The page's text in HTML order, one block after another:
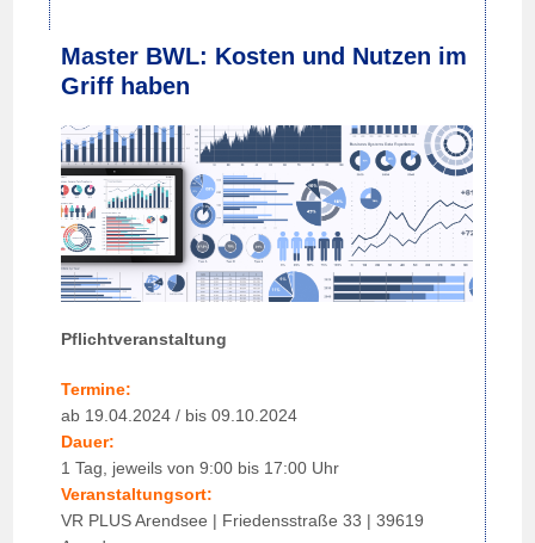
Master BWL: Kosten und Nutzen im
Griff haben
Pflichtveranstaltung
Termine:
ab 19.04.2024 / bis 09.10.2024
Dauer:
1 Tag, jeweils von 9:00 bis 17:00 Uhr
Veranstaltungsort:
VR PLUS Arendsee | Friedensstraße 33 | 39619